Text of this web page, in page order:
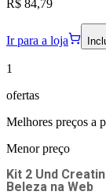
R$ 84,79
Ir para a loja
1
ofertas
Melhores preços a
Menor preço
Kit 2 Und
Beleza na Web